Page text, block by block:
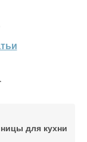
для кухни